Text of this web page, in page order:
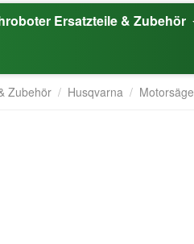
Ersatzteile & Zubehör
Zubehör / Husqvarna /